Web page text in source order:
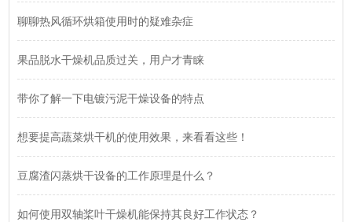
聊聊热风循环烘箱使用时的疑难杂症
果品脱水干燥机品质过关，用户才青睐
带你了解一下电镀污泥干燥设备的特点
想要提高蔬菜烘干机的使用效果，来看看这些！
豆腐渣闪蒸烘干设备的工作原理是什么？
如何使用双轴桨叶干燥机能保持其良好工作状态？